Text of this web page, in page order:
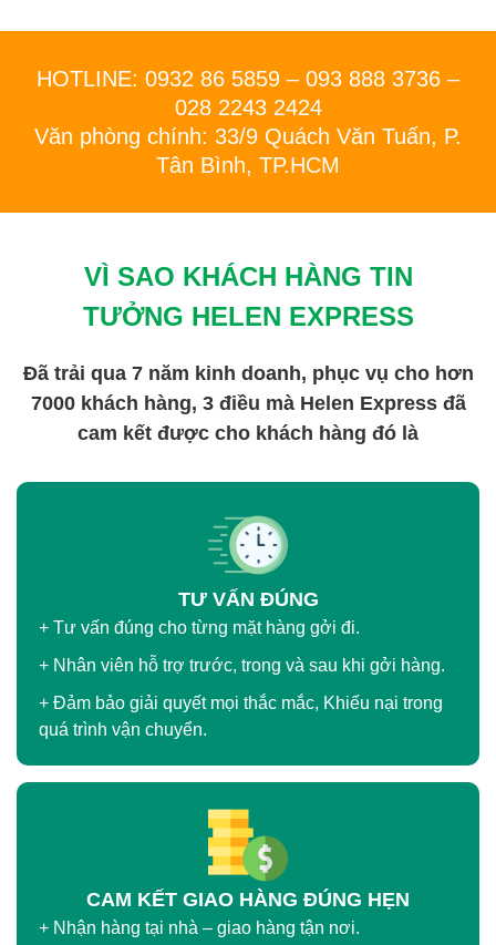
HOTLINE: 0932 86 5859 – 093 888 3736 –
028 2243 2424
Văn phòng chính: 33/9 Quách Văn Tuấn, P.
Tân Bình, TP.HCM
VÌ SAO KHÁCH HÀNG TIN
TƯỞNG HELEN EXPRESS
Đã trải qua 7 năm kinh doanh, phục vụ cho hơn
7000 khách hàng, 3 điều mà Helen Express đã
cam kết được cho khách hàng đó là
TƯ VẤN ĐÚNG
+ Tư vấn đúng cho từng mặt hàng gởi đi.
+ Nhân viên hỗ trợ trước, trong và sau khi gởi hàng.
+ Đảm bảo giải quyết mọi thắc mắc, Khiếu nại trong
quá trình vận chuyển.
CAM KẾT GIAO HÀNG ĐÚNG HẸN
+ Nhận hàng tại nhà – giao hàng tận nơi.